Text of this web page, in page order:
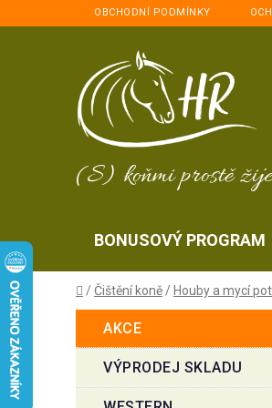
na
OBCHODNÍ PODMÍNKY
(S) koňmi prostě
BONUSOVÝ PROGRAM
Domů
/ Čištění koně / Houby a mycí
o
t
kategorie
AKCE
VÝPRODEJ SKLADU